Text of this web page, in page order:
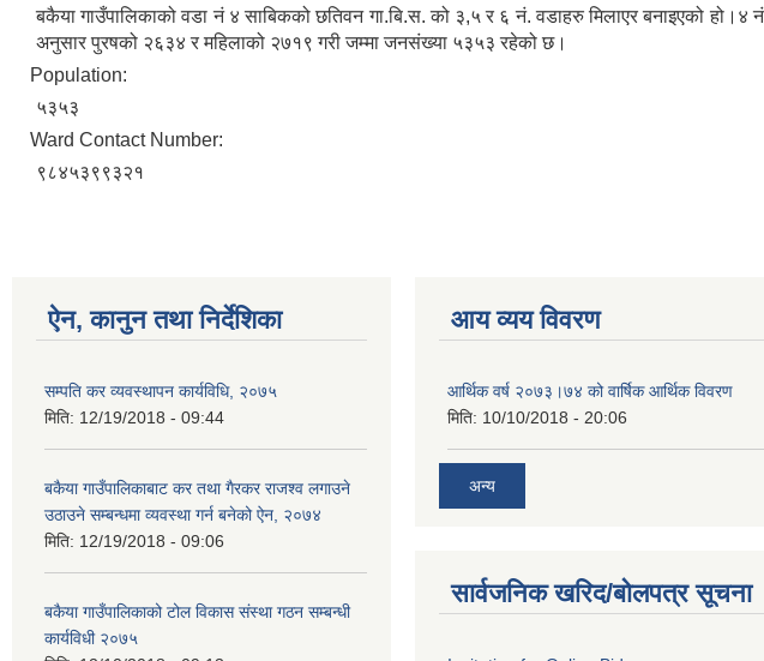
बकैया गाउँपालिकाको वडा नं ४ साबिकको छतिवन गा.बि.स. को ३,५ र ६ नं. वडाहरु मिलाएर बनाइएको
अनुसार पुरषको २६३४ र महिलाको २७१९ गरी जम्मा जनसंख्या ५३५३ रहेको छ।
Population:
५३५३
Ward Contact Number:
९८४५३९९३२१
ऐन, कानुन तथा निर्देशिका
सम्पति कर व्यवस्थापन कार्यविधि, २०७५
मिति: 12/19/2018 - 09:44
बकैया गाउँपालिकाबाट कर तथा गैरकर राजश्‍व लगाउने
उठाउने सम्बन्धमा व्यवस्था गर्न बनेको ऐन, २०७४
मिति: 12/19/2018 - 09:06
बकैया गाउँपालिकाको टोल विकास संस्था गठन सम्बन्धी
कार्यविधी २०७५
आय व्यय विवरण
आर्थिक वर्ष २०७३।७४ को वार्षिक आर्थिक विवरण
मिति: 10/10/2018 - 20:06
अन्य
सार्वजनिक खरिद/बोलपत्र सूचना